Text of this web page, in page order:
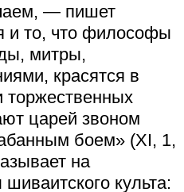
— пишет
и то, что философы
митры,
красятся в
торжественных
царей звоном
боем» (XI, 1,
на
культа: